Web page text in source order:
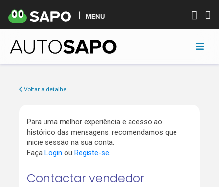
MENU
Voltar a detalhe
Para uma melhor experiência e acesso ao
histórico das mensagens, recomendamos que
inicie sessão na sua conta.
Faça Login ou Registe-se.
Contactar vendedor